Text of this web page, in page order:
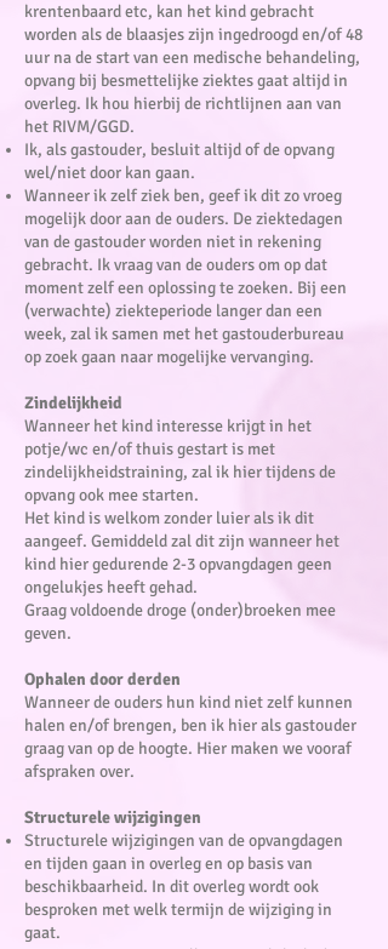
krentenbaard etc, kan het kind gebracht
worden als de blaasjes zijn ingedroogd en/of 48
uur na de start van een medische behandeling,
opvang bij besmettelijke ziektes gaat altijd in
overleg. Ik hou hierbij de richtlijnen aan van
het RIVM/GGD.
Ik, als gastouder, besluit altijd of de opvang
wel/niet door kan gaan.
Wanneer ik zelf ziek ben, geef ik dit zo vroeg
mogelijk door aan de ouders. De ziektedagen
van de gastouder worden niet in rekening
gebracht. Ik vraag van de ouders om op dat
moment zelf een oplossing te zoeken. Bij een
(verwachte) ziekteperiode langer dan een
week, zal ik samen met het gastouderbureau
op zoek gaan naar mogelijke vervanging.
Zindelijkheid
Wanneer het kind interesse krijgt in het
potje/wc en/of thuis gestart is met
zindelijkheidstraining, zal ik hier tijdens de
opvang ook mee starten.
Het kind is welkom zonder luier als ik dit
aangeef. Gemiddeld zal dit zijn wanneer het
kind hier gedurende 2-3 opvangdagen geen
ongelukjes heeft gehad.
Graag voldoende droge (onder)broeken mee
geven.
Ophalen door derden
Wanneer de ouders hun kind niet zelf kunnen
halen en/of brengen, ben ik hier als gastouder
graag van op de hoogte. Hier maken we vooraf
afspraken over.
Structurele wijzigingen
Structurele wijzigingen van de opvangdagen
en tijden gaan in overleg en op basis van
beschikbaarheid. In dit overleg wordt ook
besproken met welk termijn de wijziging in
gaat.